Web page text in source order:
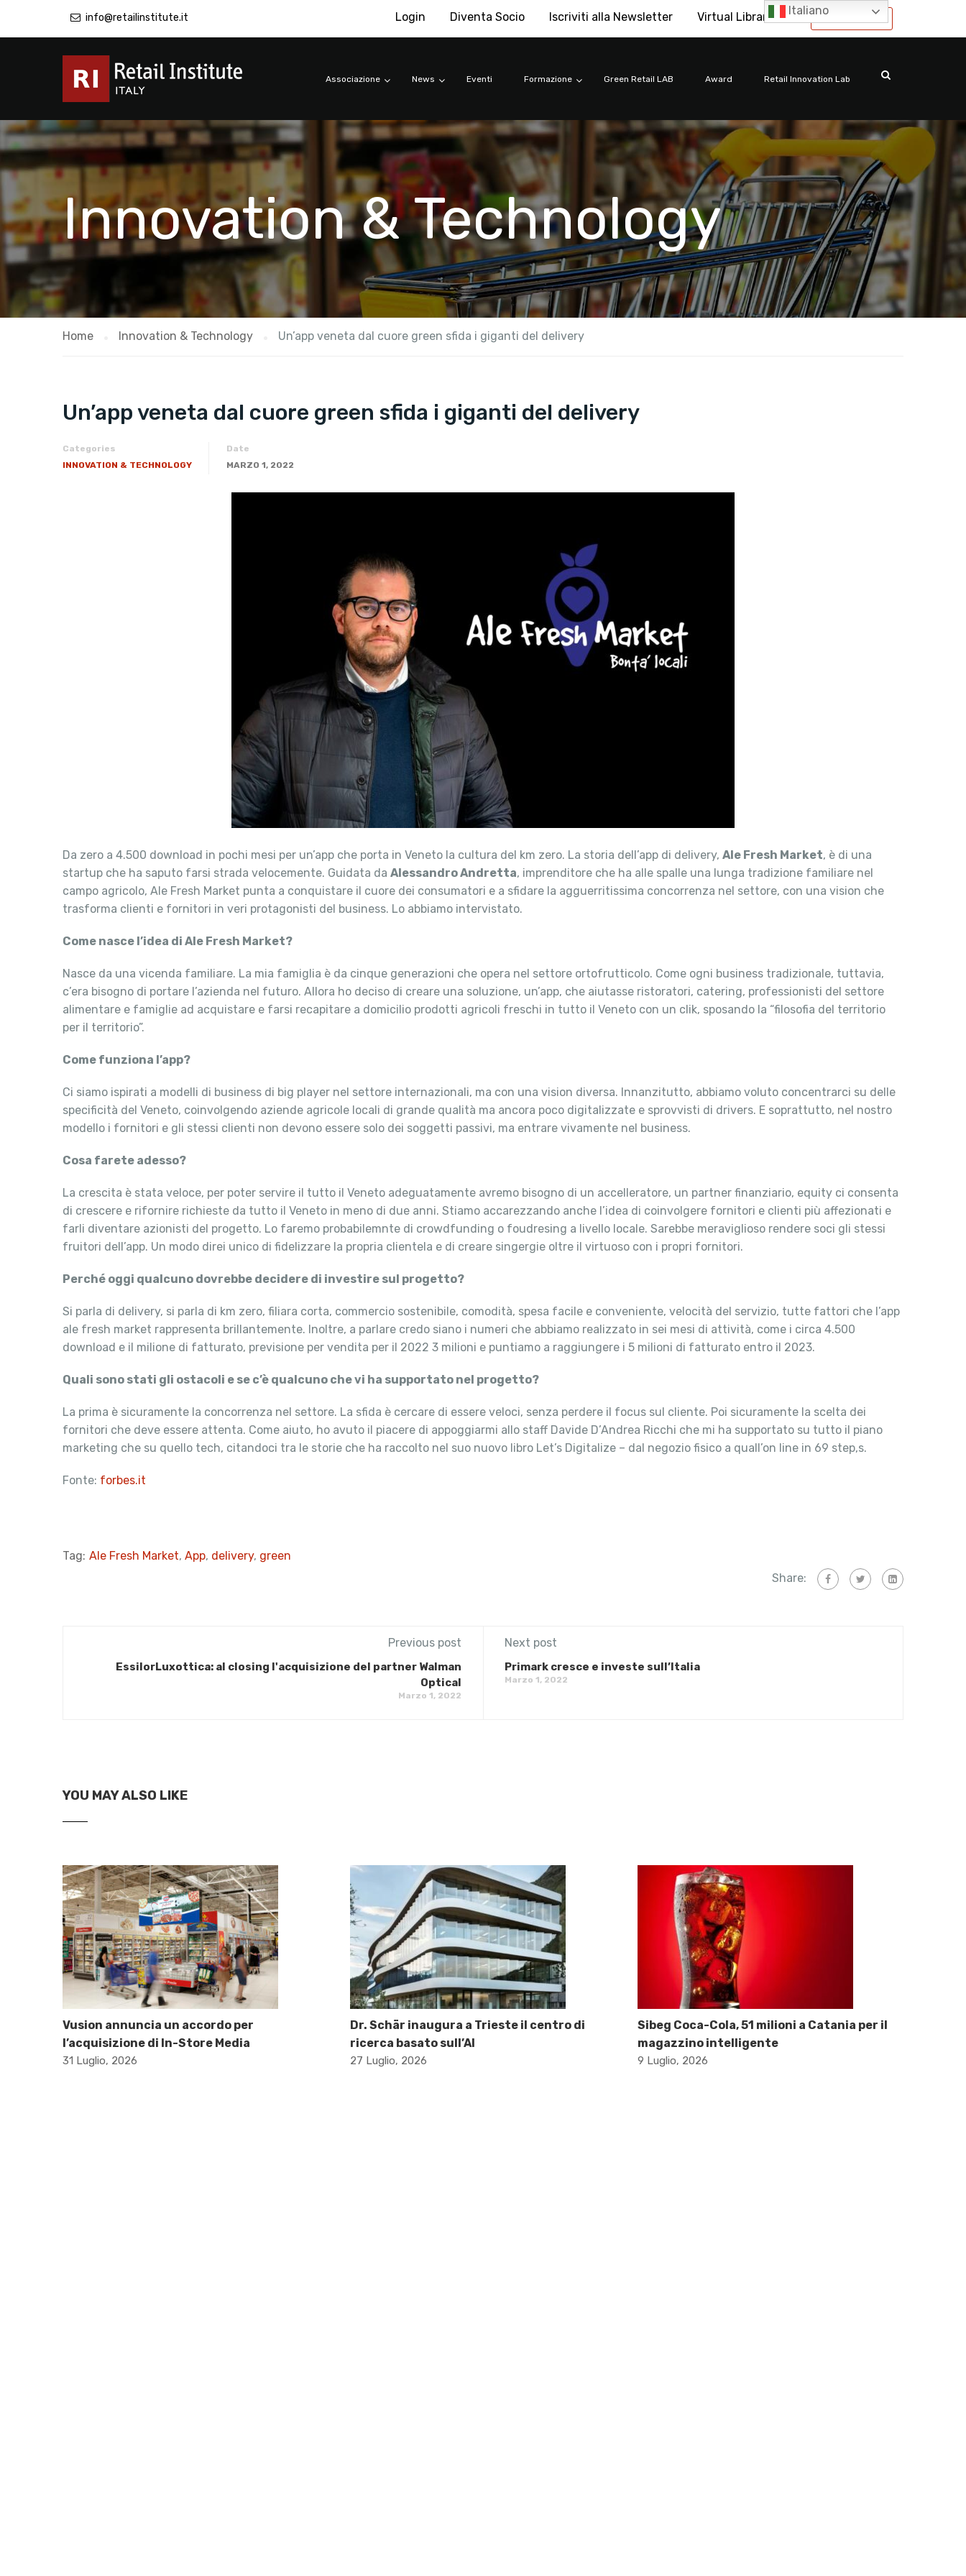
info@retailinstitute.it International
Login Diventa Socio Iscriviti alla Newsletter Virtual Library
Associazione News Eventi Formazione Green Retail LAB Award Retail Innovation Lab
Innovation & Technology
Home Innovation & Technology Un’app veneta dal cuore green sfida i giganti del delivery
Un’app veneta dal cuore green sfida i giganti del delivery
Categories
INNOVATION & TECHNOLOGY
Date
MARZO 1, 2022
Da zero a 4.500 download in pochi mesi per un’app che porta in Veneto la cultura del km zero. La storia dell’app di delivery, Ale Fresh Market, è di una
startup che ha saputo farsi strada velocemente. Guidata da Alessandro Andretta, imprenditore che ha alle spalle una lunga tradizione familiare nel
campo agricolo, Ale Fresh Market punta a conquistare il cuore dei consumatori e a sfidare la agguerritissima concorrenza nel settore, con una vision che
trasforma clienti e fornitori in veri protagonisti del business. Lo abbiamo intervistato.
Come nasce l’idea di Ale Fresh Market?
Nasce da una vicenda familiare. La mia famiglia è da cinque generazioni che opera nel settore ortofrutticolo. Come ogni business tradizionale, tuttavia,
c’era bisogno di portare l’azienda nel futuro. Allora ho deciso di creare una soluzione, un’app, che aiutasse ristoratori, catering, professionisti del settore
alimentare e famiglie ad acquistare e farsi recapitare a domicilio prodotti agricoli freschi in tutto il Veneto con un clik, sposando la “filosofia del territorio
per il territorio”.
Come funziona l’app?
Ci siamo ispirati a modelli di business di big player nel settore internazionali, ma con una vision diversa. Innanzitutto, abbiamo voluto concentrarci su delle
specificità del Veneto, coinvolgendo aziende agricole locali di grande qualità ma ancora poco digitalizzate e sprovvisti di drivers. E soprattutto, nel nostro
modello i fornitori e gli stessi clienti non devono essere solo dei soggetti passivi, ma entrare vivamente nel business.
Cosa farete adesso?
La crescita è stata veloce, per poter servire il tutto il Veneto adeguatamente avremo bisogno di un accelleratore, un partner finanziario, equity ci consenta
di crescere e rifornire richieste da tutto il Veneto in meno di due anni. Stiamo accarezzando anche l’idea di coinvolgere fornitori e clienti più affezionati e
farli diventare azionisti del progetto. Lo faremo probabilemnte di crowdfunding o foudresing a livello locale. Sarebbe meraviglioso rendere soci gli stessi
fruitori dell’app. Un modo direi unico di fidelizzare la propria clientela e di creare singergie oltre il virtuoso con i propri fornitori.
Perché oggi qualcuno dovrebbe decidere di investire sul progetto?
Si parla di delivery, si parla di km zero, filiara corta, commercio sostenibile, comodità, spesa facile e conveniente, velocità del servizio, tutte fattori che l’app
ale fresh market rappresenta brillantemente. Inoltre, a parlare credo siano i numeri che abbiamo realizzato in sei mesi di attività, come i circa 4.500
download e il milione di fatturato, previsione per vendita per il 2022 3 milioni e puntiamo a raggiungere i 5 milioni di fatturato entro il 2023.
Quali sono stati gli ostacoli e se c’è qualcuno che vi ha supportato nel progetto?
La prima è sicuramente la concorrenza nel settore. La sfida è cercare di essere veloci, senza perdere il focus sul cliente. Poi sicuramente la scelta dei
fornitori che deve essere attenta. Come aiuto, ho avuto il piacere di appoggiarmi allo staff Davide D’Andrea Ricchi che mi ha supportato su tutto il piano
marketing che su quello tech, citandoci tra le storie che ha raccolto nel suo nuovo libro Let’s Digitalize – dal negozio fisico a quall’on line in 69 step,s.
Fonte: forbes.it
Tag: Ale Fresh Market, App, delivery, green
Share:
Previous post
EssilorLuxottica: al closing l'acquisizione del partner Walman
Optical
Marzo 1, 2022
Next post
Primark cresce e investe sull’Italia
Marzo 1, 2022
YOU MAY ALSO LIKE
Vusion annuncia un accordo per
l’acquisizione di In-Store Media
31 Luglio, 2026
Dr. Schär inaugura a Trieste il centro di
ricerca basato sull’AI
27 Luglio, 2026
Sibeg Coca-Cola, 51 milioni a Catania per il
magazzino intelligente
9 Luglio, 2026
Italiano